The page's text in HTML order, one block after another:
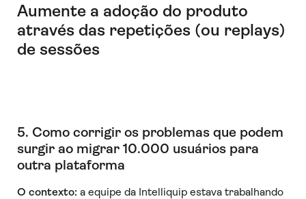
Aumente a adoção do produto
através das repetições (ou replays)
de sessões
5. Como corrigir os problemas que podem
surgir ao migrar 10.000 usuários para
outra plataforma
O contexto: a equipe da Intelliquip estava trabalhando